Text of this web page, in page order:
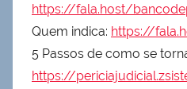
https://fala.host/
Quem indica: https://
5 Passos de como se
https://